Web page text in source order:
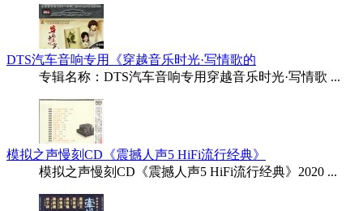
DTS汽车音响专用《穿越音乐时光·写情歌的
专辑名称：DTS汽车音响专用穿越音乐时光·写情歌 ...
模拟之声慢刻CD《震撼人声5 HiFi流行经典》
模拟之声慢刻CD《震撼人声5 HiFi流行经典》2020 ...